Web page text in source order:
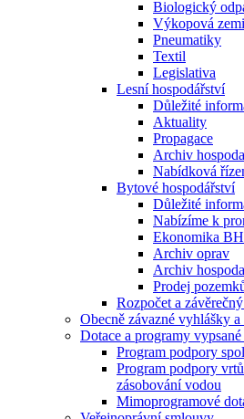
Biologický
Výkopová
Pneumatiky
Textil
Legislativa
Lesní hospodářství
Důležité
Aktuality
Propagace
Archiv
Nabídková
Bytové hospodářství
Důležité
Nabízíme k
Ekonomika BH
Archiv oprav
Archiv
Prodej
Rozpočet a
Obecně závazné vyhlášky a
Dotace a programy
Program podpory
Program podpory
zásobování vodou
Mimoprogramové